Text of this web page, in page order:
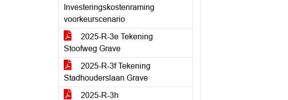
Investeringskostenraming
voorkeurscenario
2025-R-3e Tekening
Stoofweg Grave
2025-R-3f Tekening
Stadhouderslaan Grave
2025-R-3h